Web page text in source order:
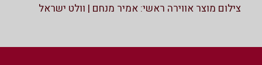
צילום מוצר אווירה ראשי: אמיר מנחם | וולט ישראל